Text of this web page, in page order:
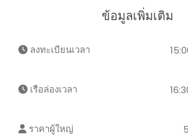
ข้อมูลเพิ่มเติม
ลงทะเบียนเวลา
เรือล่องเวลา
ราคาผู้ใหญ่